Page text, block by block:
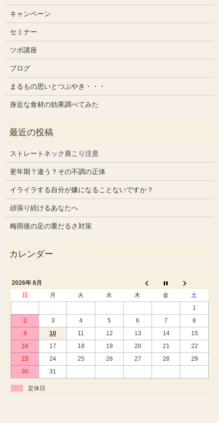
キャンペーン
セミナー
ツボ講座
ブログ
まるもの思いとつぶやき・・・
身近な食材の効果調べてみた
ストレートネック肩こり注意
更年期？違う？その不調の正体
イライラする自分が嫌になることないですか？
頑張り続けるあなたへ
梅雨後の足の重だるさ対策
2026年 8月
日
月 火 水 木 金
土
1
2
3 4 5 6 7
8
9
10 11 12 13 14
15
16
17 18 19 20 21
22
23
24 25 26 27 28
29
30
31
定休日